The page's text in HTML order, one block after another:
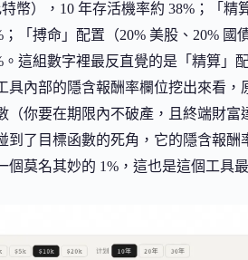
幣），10 年存活機率約 38%；「精
「搏命」配置（20% 美股、20% 國
這組數字裡最反直覺的是「精算」
具內部的隱含報酬率欄位挖出來看
（你要在期限內不破產，且終端財
了目標函數的死角，它的隱含報酬
莫名其妙的 1%，這也是這個工具